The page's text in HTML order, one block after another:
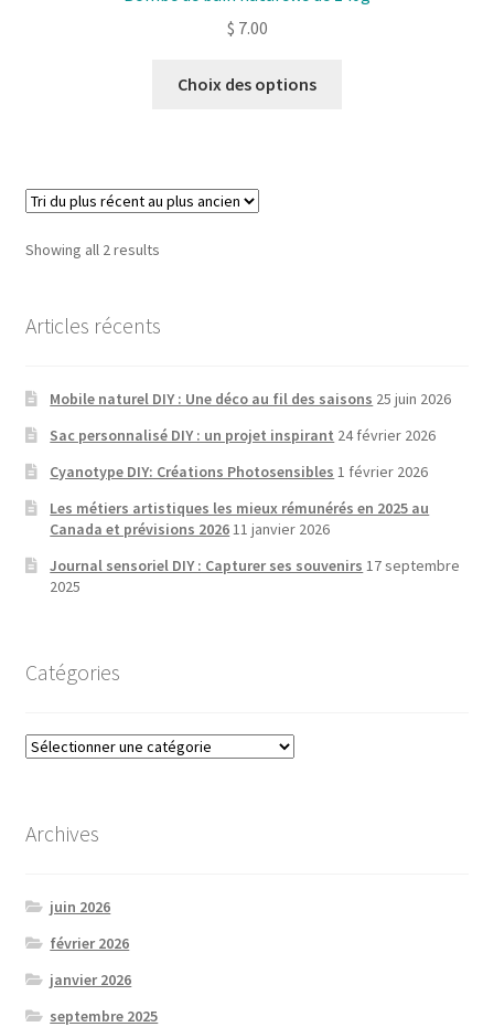
$ 7.00
Choix des options
page
de
Showing all 2 resultsSorted
Articles récents
Mobile naturel DIY : Une déco au fil des saisons 25 juin 2026
Sac personnalisé DIY : un projet inspirant 24 février 2026
Cyanotype DIY: Créations Photosensibles 1 février 2026
Les métiers artistiques les mieux rémunérés en 2025 au
Canada et prévisions 202611 janvier 2026
Journal sensoriel DIY : Capturer ses souvenirs 17 septembre
2025
Catégories
Catégories
Archives
juin 2026
février 2026
janvier 2026
septembre 2025